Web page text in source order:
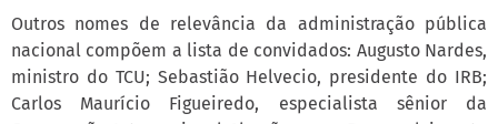
Outros nomes de relevância da administração pública
nacional compõem a lista de convidados: Augusto Nardes,
ministro do TCU; Sebastião Helvecio, presidente do IRB;
Carlos Maurício Figueiredo, especialista sênior da